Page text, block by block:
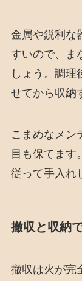
金属や鋭利な
すいので、ま
しょう。調理
せてから収納
こまめなメン
目も保てます
従って手入れ
撤収と収納
撤収は火が完